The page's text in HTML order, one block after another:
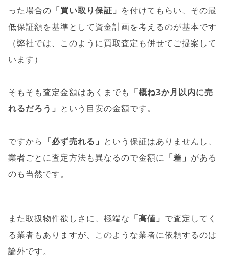
った場合の 「買い取り保証」
を付けてもらい、その最
低保証額を基準として資金計画を考えるのが基本です
（弊社では、このように買取査定も併せてご提案して
います）
そもそも査定金額はあくまでも
「概ね3か月以内に売
れるだろう」
という目安の金額です。
ですから 「必ず売れる」
という保証はありませんし、
業者ごとに査定方法も異なるので金額に
「差」 がある
のも当然です。
また取扱物件欲しさに、極端な 「高値」 で査定してく
る業者もありますが、このような業者に依頼するのは
論外です。